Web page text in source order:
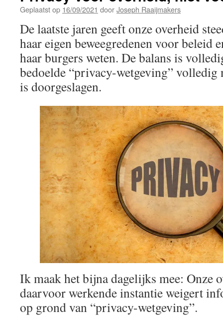
Geplaatst op 16/09/2021 doorJoseph Raaijmakers
De laatste jaren geeft onze overheid
haar eigen beweegredenen voor beleid
haar burgers weten. De balans is
bedoelde “privacy-wetgeving” volledig
is doorgeslagen.
Ik maak het bijna dagelijks mee: Onze
daarvoor werkende instantie weigert
op grond van “privacy-wetgeving”.